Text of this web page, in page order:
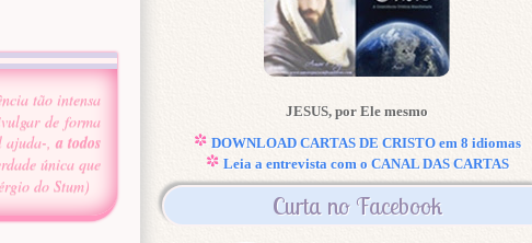
tão intensa
de forma
, a todos
única que
do Stum)
JESUS, por Ele mesmo
DOWNLOAD CARTAS DE CRISTO em 8 idiomas
Leia a entrevista com o CANAL DAS CARTAS
Curta no Facebook